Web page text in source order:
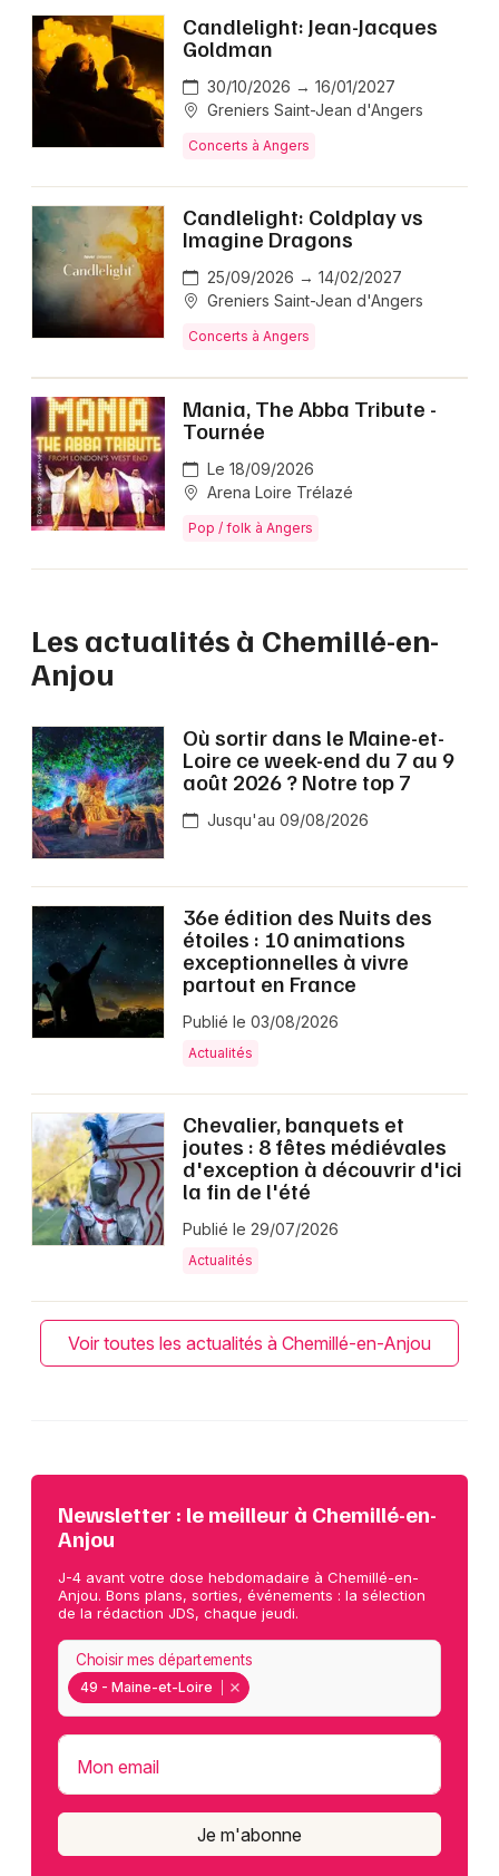
Candlelight: Jean-Jacques
Goldman
30/10/2026 → 16/01/2027
Greniers Saint-Jean d'Angers
Concerts à Angers
Candlelight: Coldplay vs
Imagine Dragons
25/09/2026 → 14/02/2027
Greniers Saint-Jean d'Angers
Concerts à Angers
Mania, The Abba Tribute -
Tournée
Le 18/09/2026
Arena Loire Trélazé
Pop / folk à Angers
Les actualités à Chemillé-en-
Anjou
Où sortir dans le Maine-et-
Loire ce week-end du 7 au 9
août 2026 ? Notre top 7
Jusqu'au 09/08/2026
36e édition des Nuits des
étoiles : 10 animations
exceptionnelles à vivre
partout en France
Publié le 03/08/2026
Actualités
Chevalier, banquets et
joutes : 8 fêtes médiévales
d'exception à découvrir d'ici
la fin de l'été
Publié le 29/07/2026
Actualités
Voir toutes les actualités à Chemillé-en-Anjou
Newsletter : le meilleur à Chemillé-en-
Anjou
J-4 avant votre dose hebdomadaire à Chemillé-en-
Anjou. Bons plans, sorties, événements : la sélection
de la rédaction JDS, chaque jeudi.
49 - Maine-et-Loire
Choisir mes départements
Mon email
Je m'abonne